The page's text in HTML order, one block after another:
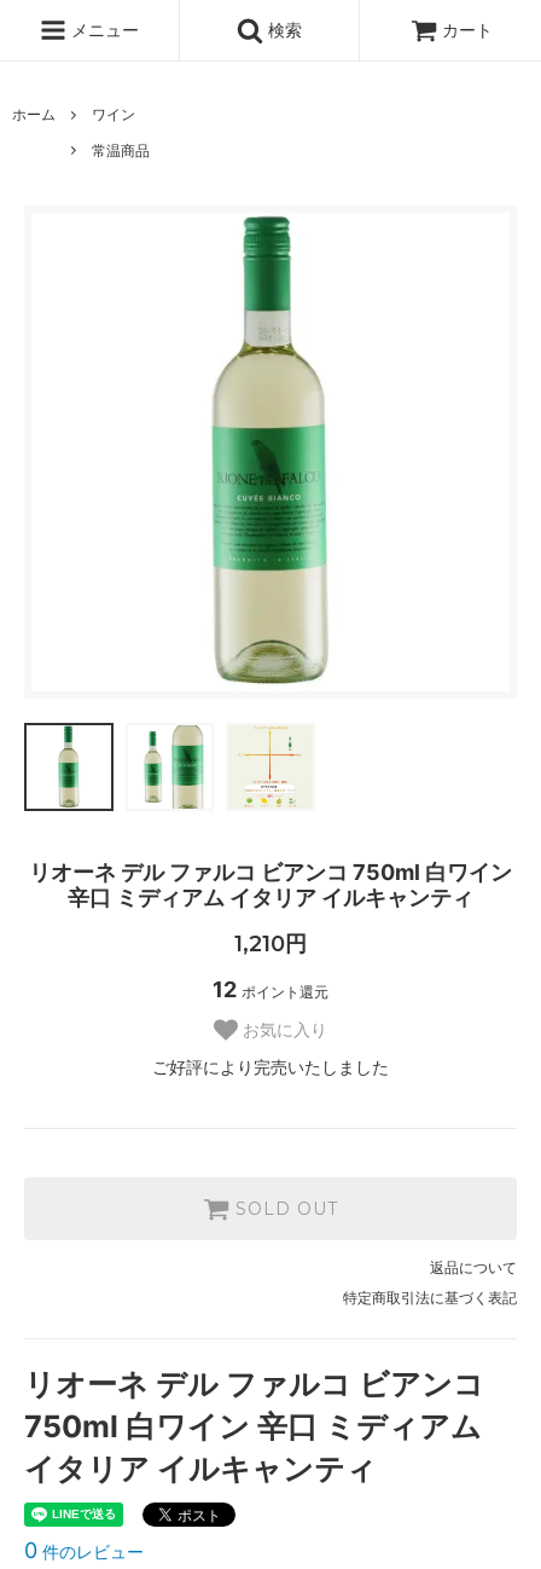
メニュー 検索 カート
ホーム
ワイン
常温商品
リオーネ デル ファルコ ビアンコ 750ml 白ワイン
辛口 ミディアム イタリア イルキャンティ
1,210円
12 ポイント還元
お気に入り
ご好評により完売いたしました
SOLD OUT
返品について
特定商取引法に基づく表記
リオーネ デル ファルコ ビアンコ
750ml 白ワイン 辛口 ミディアム
イタリア イルキャンティ
0 件のレビュー